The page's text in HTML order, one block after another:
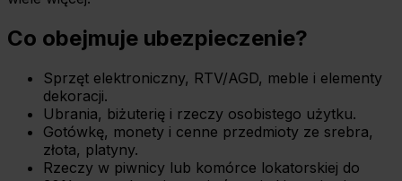
Co obejmuje ubezpieczenie?
Sprzęt elektroniczny, RTV/AGD, meble i elementy
dekoracji.
Ubrania, biżuterię i rzeczy osobistego użytku.
Gotówkę, monety i cenne przedmioty ze srebra,
złota, platyny.
Rzeczy w piwnicy lub komórce lokatorskiej do